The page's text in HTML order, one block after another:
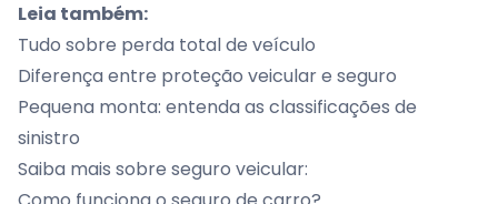
Leia também:
Tudo sobre perda total de veículo
Diferença entre proteção veicular e seguro
Pequena monta: entenda as classificações de
sinistro
Saiba mais sobre seguro veicular: